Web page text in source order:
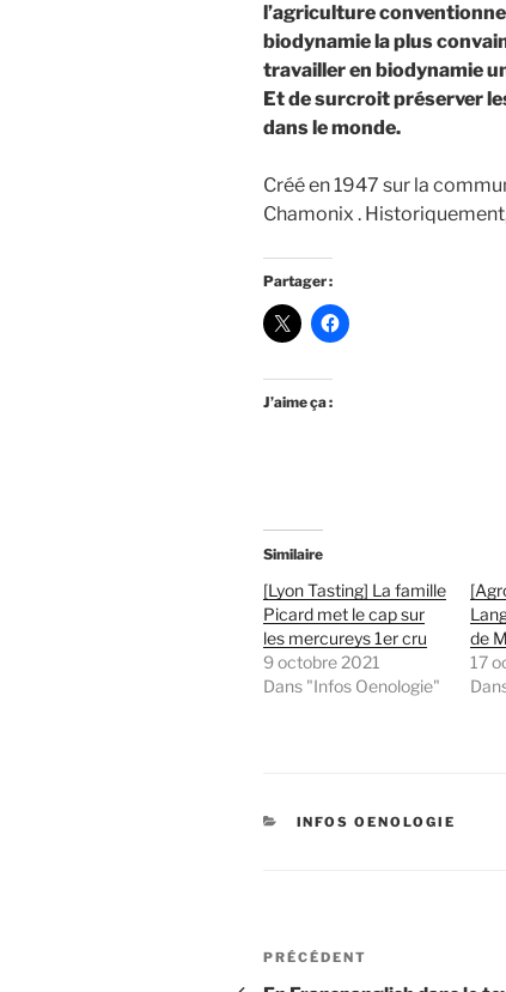
l’agriculture
biodynamie la plus
travailler en biodynamie
Et de surcroit préserver
dans le monde.
Créé en 1947 sur la
Chamonix .
Partager :
J’aime ça :
Similaire
[Lyon Tasting] La famille
Picard met le cap sur
les mercureys 1er cru
9 octobre 2021
Dans "Infos Oenologie"
de
17
CATÉGORIES
INFOS OENOLOGIE
Navigation
Article
PRÉCÉDENT